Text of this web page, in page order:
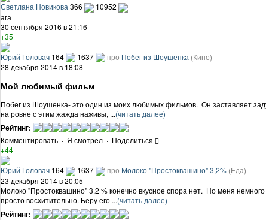
Светлана Новикова 366
10952
ага
30 сентября 2016 в 21:16
+35
Юрий Головач 164 1637 про Побег из Шоушенка (Кино)
28 декабря 2014 в 18:08
Мой любимый фильм
Побег из Шоушенка- это один из моих любимых фильмов. Он заставляет
на ровне с этим жажда наживы, ...(читать далее)
Рейтинг:
Комментировать · Я смотрел · Поделиться
+44
Юрий Головач 164 1637 про Молоко "Простоквашино" 3,2% (Еда)
23 декабря 2014 в 20:05
Молоко "Простоквашино" 3,2 % конечно вкусное спора нет. Но меня
просто восхитительно. Беру его ...(читать далее)
Рейтинг: